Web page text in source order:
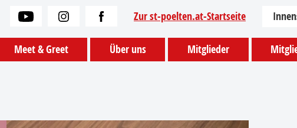
Meet & Greet Über uns Mitglieder
Zur st-poelten.at-Startseite